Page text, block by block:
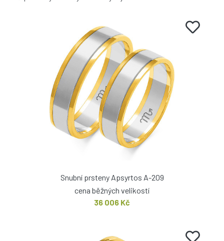
Snubní prsteny Apsyrtos A-209
cena běžných velikostí
36 006 Kč